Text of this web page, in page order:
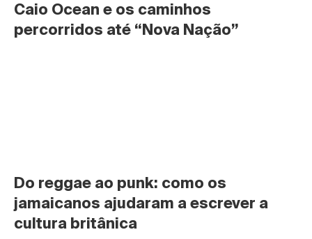
Caio Ocean e os caminhos
percorridos até “Nova Nação”
Do reggae ao punk: como os
jamaicanos ajudaram a escrever a
cultura britânica